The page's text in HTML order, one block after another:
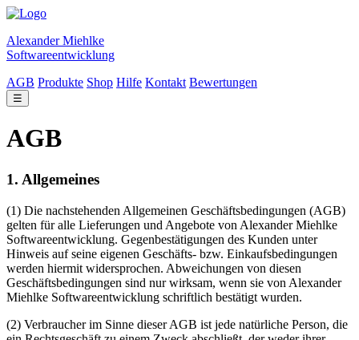
Alexander Miehlke
Softwareentwicklung
AGB Produkte Shop Hilfe Kontakt Bewertungen
☰
AGB
1. Allgemeines
(1) Die nachstehenden Allgemeinen Geschäftsbedingungen (AGB)
gelten für alle Lieferungen und Angebote von Alexander Miehlke
Softwareentwicklung. Gegenbestätigungen des Kunden unter
Hinweis auf seine eigenen Geschäfts- bzw. Einkaufsbedingungen
werden hiermit widersprochen. Abweichungen von diesen
Geschäftsbedingungen sind nur wirksam, wenn sie von Alexander
Miehlke Softwareentwicklung schriftlich bestätigt wurden.
(2) Verbraucher im Sinne dieser AGB ist jede natürliche Person, die